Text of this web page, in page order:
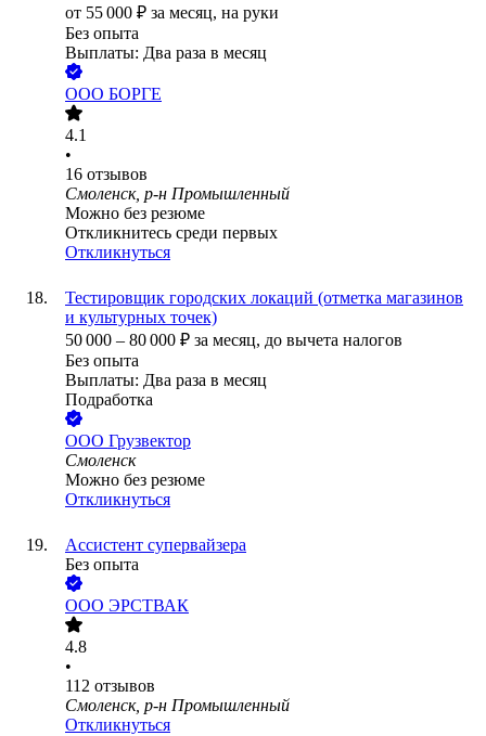
от 55 000 ₽ за месяц, на руки
Без опыта
Выплаты: Два раза в месяц
ООО БОРГЕ
4.1
•
16 отзывов
Смоленск, р-н Промышленный
Можно без резюме
Откликнитесь среди первых
Откликнуться
Тестировщик городских локаций (отметка магазинов
и культурных точек)
50 000 – 80 000 ₽ за месяц, до вычета налогов
Без опыта
Выплаты: Два раза в месяц
Подработка
ООО Грузвектор
Смоленск
Можно без резюме
Откликнуться
Ассистент супервайзера
Без опыта
ООО ЭРСТВАК
4.8
•
112 отзывов
Смоленск, р-н Промышленный
Откликнуться